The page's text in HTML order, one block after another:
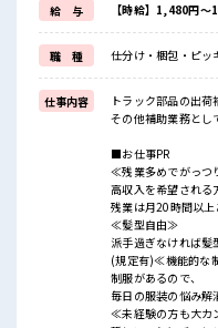
給 与 【時給】1,480円～
職 種 仕分け・梱包・ピッ
仕事内容
トラック部品の出荷
その他補助業務と
■お仕事PR
≪残業多めでがっつ
高収入を希望される
残業は月20時間以
≪髪型自由≫
派手過ぎなければ
(規定有)≪機能的な
制服があるので、
毎日の服装の悩み
≪未経験の方も大カ